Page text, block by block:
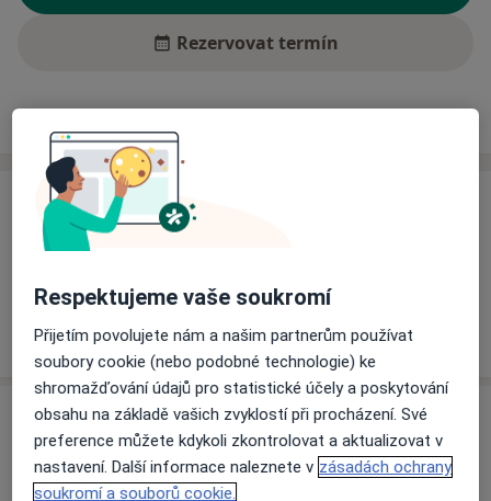
Rezervovat termín
Ceník
Informace o službách a cenách nejsou k dispozici
svých službách.
Adresa
Ord. praktického lékaře stomatologa
Štúrova 668/72, Teplice
Respektujeme vaše soukromí
Přijetím povolujete nám a našim partnerům používat
soubory cookie (nebo podobné technologie) ke
shromažďování údajů pro statistické účely a poskytování
obsahu na základě vašich zvyklostí při procházení. Své
preference můžete kdykoli zkontrolovat a aktualizovat v
nastavení. Další informace naleznete v zásadách ochrany
soukromí a souborů cookie.